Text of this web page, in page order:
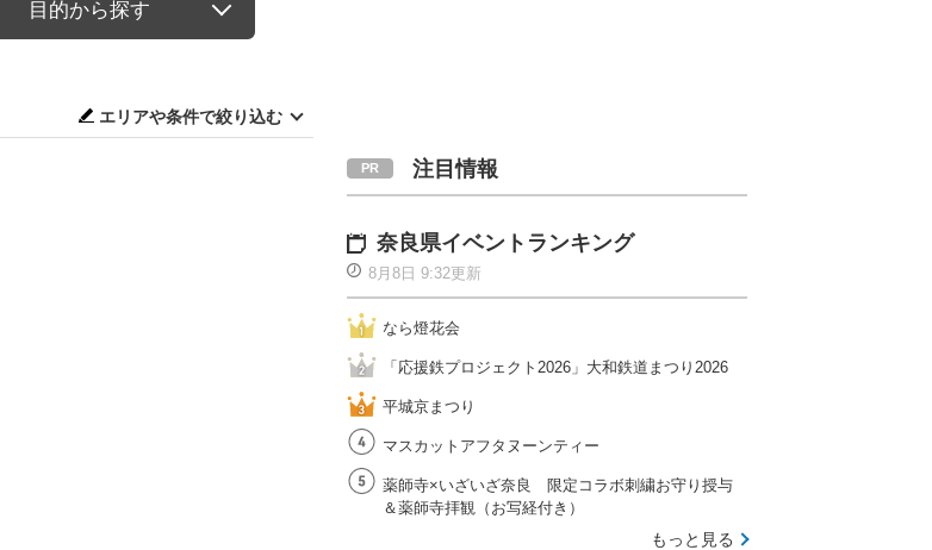
目的から探す
エリアや条件で絞り込む
注目情報
奈良県イベントランキング
8月8日 9:32更新
なら燈花会
「応援鉄プロジェクト2026」大和鉄道まつり2026
平城京まつり
マスカットアフタヌーンティー
薬師寺×いざいざ奈良 限定コラボ刺繍お守り授与
＆薬師寺拝観（お写経付き）
もっと見る